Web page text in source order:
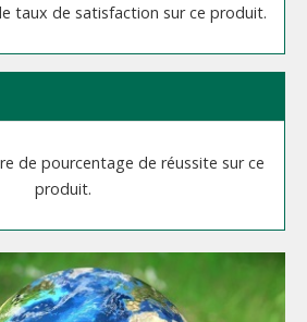
taux de satisfaction sur ce produit.
de pourcentage de réussite sur ce
produit.